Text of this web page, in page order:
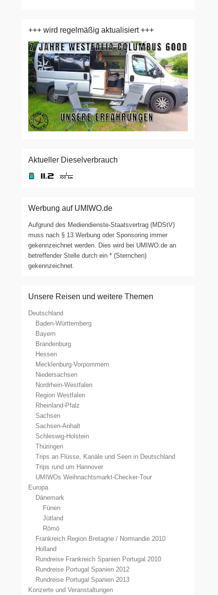
+++ wird regelmäßig aktualisiert +++
Aktueller Dieselverbrauch
Werbung auf UMIWO.de
Aufgrund des Mediendienste-Staatsvertrag (MDStV)
muss nach § 13 Werbung oder Sponsoring immer
gekennzeichnet werden. Dies wird bei UMIWO.de an
betreffender Stelle durch ein * (Sternchen)
gekennzeichnet.
Unsere Reisen und weitere Themen
Deutschland
Baden-Württemberg
Bayern
Brandenburg
Hessen
Mecklenburg-Vorpommern
Niedersachsen
Nordrhein-Westfalen
Region Westfalen
Rheinland-Pfalz
Sachsen
Sachsen-Anhalt
Schleswig-Holstein
Thüringen
Trips an Flüsse, Kanäle und Seen in Deutschland
Trips rund um Hannover
UMIWOs Weihnachtsmarkt-Checker-Tour
Europa
Dänemark
Fünen
Jütland
Römö
Frankreich Region Bretagne / Normandie 2010
Holland
Rundreise Frankreich Spanien Portugal 2010
Rundreise Portugal Spanien 2012
Rundreise Portugal Spanien 2013
Konzerte und Veranstaltungen